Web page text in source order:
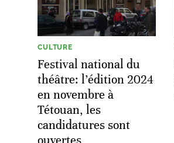
CULTURE
Festival national du
théâtre: l’édition 2024
en novembre à
Tétouan, les
candidatures sont
ouvertes